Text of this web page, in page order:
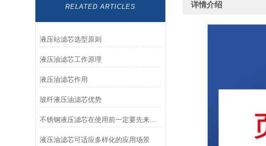
RELATED ARTICLES
液压站滤芯选型原则
液压油滤芯工作原理
液压油滤芯作用
玻纤液压油滤芯优势
不锈钢液压滤芯在使用前一定要先来了解下这些
液压油滤芯可适应多样化的应用场景
详情介绍